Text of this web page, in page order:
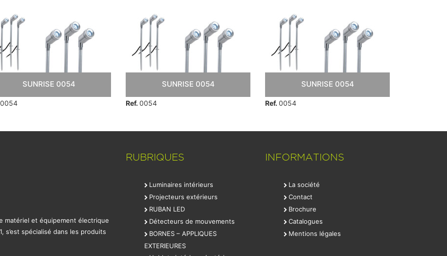
SUNRISE 0054
0054
SUNRISE 0054
Ref. 0054
SUNRISE 0054
Ref. 0054
matériel et équipement électrique
s’est spécialisé dans les produits
RUBRIQUES
Luminaires intérieurs
Projecteurs extérieurs
RUBAN LED
Détecteurs de mouvements
BORNES – APPLIQUES
EXTERIEURES
INFORMATIONS
La société
Contact
Brochure
Catalogues
Mentions légales